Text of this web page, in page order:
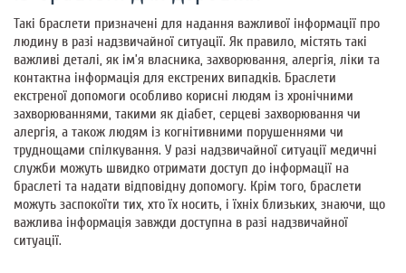
Такі браслети призначені для надання важливої інформації про
людину в разі надзвичайної ситуації. Як правило, містять такі
важливі деталі, як ім’я власника, захворювання, алергія, ліки та
контактна інформація для екстрених випадків. Браслети
екстреної допомоги особливо корисні людям із хронічними
захворюваннями, такими як діабет, серцеві захворювання чи
алергія, а також людям із когнітивними порушеннями чи
труднощами спілкування. У разі надзвичайної ситуації медичні
служби можуть швидко отримати доступ до інформації на
браслеті та надати відповідну допомогу. Крім того, браслети
можуть заспокоїти тих, хто їх носить, і їхніх близьких, знаючи, що
важлива інформація завжди доступна в разі надзвичайної
ситуації.